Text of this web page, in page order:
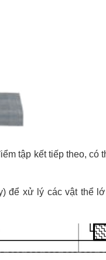
tập kết tiếp theo, có
để xử lý các vật thể